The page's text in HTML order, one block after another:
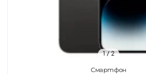
Смартфон
1/ 2